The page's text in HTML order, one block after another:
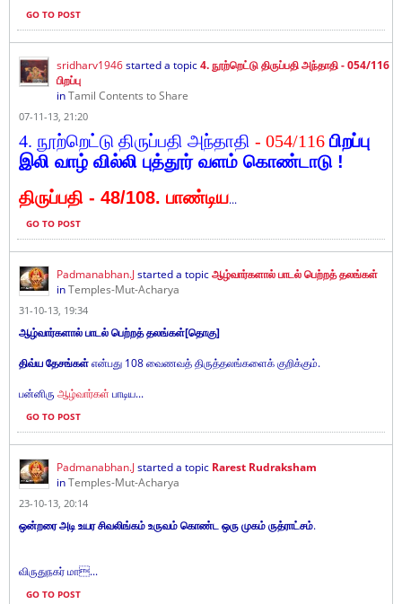
GO TO POST
sridharv1946started a topic4. நூற்றெட்டு திருப்பதி அந்தாதி - 054/116
பிறப்பு
inTamil Contents to Share
07-11-13, 21:20
4. நூற்றெட்டு திருப்பதி அந்தாதி - 054/116 பிறப்பு
இலி வாழ் வில்லி புத்தூர் வளம் கொண்டாடு !
திருப்பதி - 48/108. பாண்டிய...
GO TO POST
Padmanabhan.Jstarted a topicஆழ்வார்களால் பாடல் பெற்றத் தலங்கள்
inTemples-Mut-Acharya
31-10-13, 19:34
ஆழ்வார்களால் பாடல் பெற்றத் தலங்கள்[தொகு]
திவ்ய தேசங்கள்என்பது 108 வைணவத் திருத்தலங்களைக் குறிக்கும்.
பன்னிரு ஆழ்வார்கள் பாடிய...
GO TO POST
Padmanabhan.Jstarted a topic Rarest Rudraksham
inTemples-Mut-Acharya
23-10-13, 20:14
ஒன்றரை அடி உயர சிவலிங்கம் உருவம் கொண்ட ஒரு முகம் ருத்ராட்சம்.
விருதுநகர் மா...
GO TO POST